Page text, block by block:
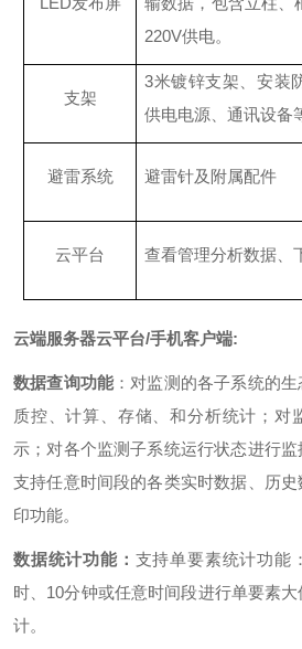
220V供电。
支架
3米镀锌支架、安装
供电电源、通讯设备
避雷系统 避雷针及附属配件
云平台 查看管理分析数据、
云端服务器云平台/手机客户端:
数据查询功能 ：对监测的各子系统的
质控、计算、存储、和分析统计；对
示；对各个监测子系统运行状态进行监
支持任意时间段的各类实时数据、历
印功能。
数据统计功能： 支持单要素统计功能
时、10分钟或任意时间段进行单要素
计。